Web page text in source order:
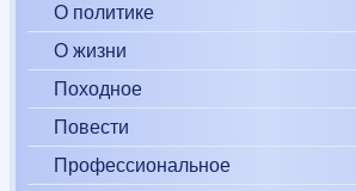
О политике
О жизни
Походное
Повести
Профессиональное